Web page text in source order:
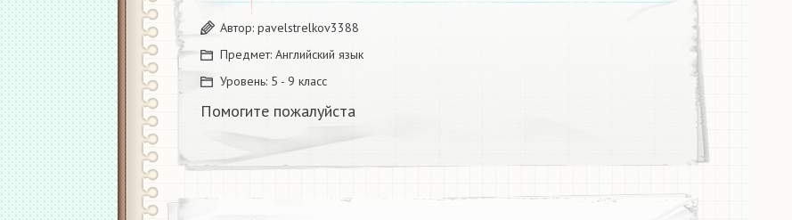
Автор: pavelstrelkov3388
Предмет: Английский язык
Уровень: 5 - 9 класс
Помогите пожалуйста ​